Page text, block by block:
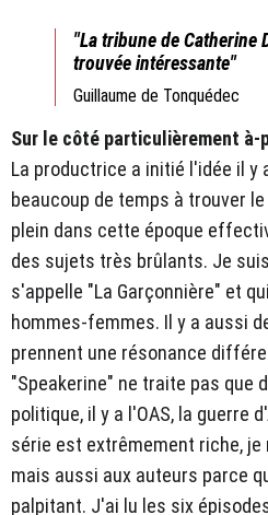
"La tribune de Catherine
trouvée intéressante"
Guillaume de Tonquédec
Sur le côté particulièrement à-
La productrice a initié l'idée il y
beaucoup de temps à trouver
plein dans cette époque
des sujets très brûlants. Je
s'appelle "La Garçonnière" et
hommes-femmes. Il y a aussi
prennent une résonance
"Speakerine" ne traite pas que
politique, il y a l'OAS, la guerre
série est extrêmement riche, je
mais aussi aux auteurs parce
palpitant. J'ai lu les six